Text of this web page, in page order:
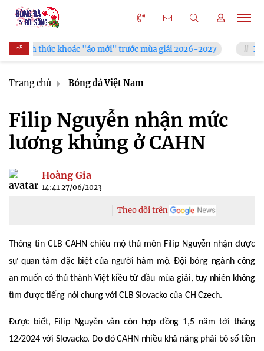
"áo mới" trước mùa giải 2026-2027 Xã Hùng Châu tưng
Trang chủ Bóng đá Việt Nam
Filip Nguyễn nhận mức
lương khủng ở CAHN
Hoàng Gia
14:41 27/06/2023
Theo dõi trên
Thông tin CLB CAHN chiêu mộ thủ môn Filip Nguyễn nhận được
sự quan tâm đặc biệt của người hâm mộ. Đội bóng ngành công
an muốn có thủ thành Việt kiều từ đầu mùa giải, tuy nhiên không
tìm được tiếng nói chung với CLB Slovacko của CH Czech.
Được biết, Filip Nguyễn vẫn còn hợp đồng 1,5 năm tới tháng
12/2024 với Slovacko. Do đó CAHN nhiều khả năng phải bỏ số tiền